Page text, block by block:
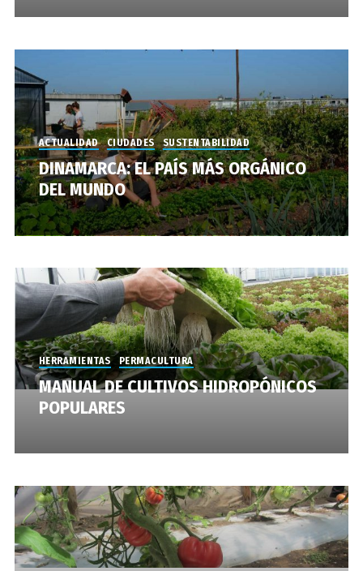
ACTUALIDAD CIUDADES SUSTENTABILIDAD
DINAMARCA: EL PAÍS MÁS ORGÁNICO
DEL MUNDO
HERRAMIENTAS PERMACULTURA
MANUAL DE CULTIVOS HIDROPÓNICOS
POPULARES